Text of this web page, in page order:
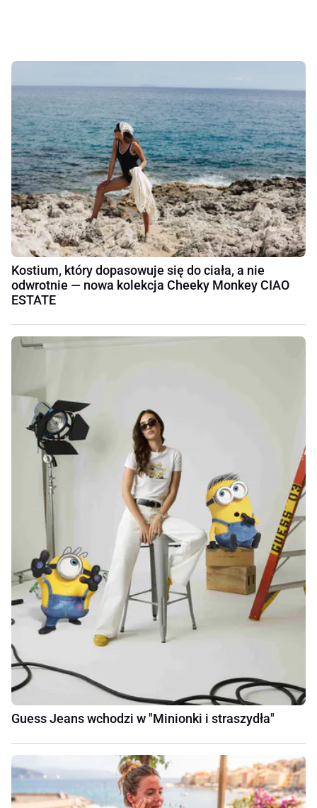
Kostium, który dopasowuje się do ciała, a nie
odwrotnie — nowa kolekcja Cheeky Monkey CIAO
ESTATE
Guess Jeans wchodzi w "Minionki i straszydła"